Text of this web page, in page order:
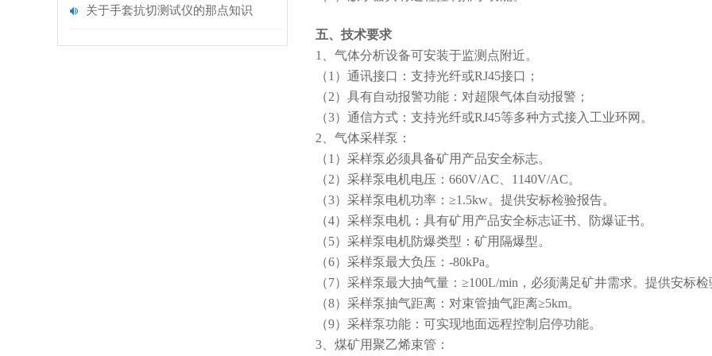
关于手套抗切测试仪的那点知识
五、技术要求
1、气体分析设备可安装于监测点附近。
（1）通讯接口：支持光纤或RJ45接口；
（2）具有自动报警功能：对超限气体自动报警；
（3）通信方式：支持光纤或RJ45等多种方式接入工业环网。
2、气体采样泵：
（1）采样泵必须具备矿用产品安全标志。
（2）采样泵电机电压：660V/AC、1140V/AC。
（3）采样泵电机功率：≥1.5kw。提供安标检验报告。
（4）采样泵电机：具有矿用产品安全标志证书、防爆证书。
（5）采样泵电机防爆类型：矿用隔爆型。
（6）采样泵最大负压：-80kPa。
（7）采样泵最大抽气量：≥100L/min，必须满足矿井需求。提供安标检
（8）采样泵抽气距离：对束管抽气距离≥5km。
（9）采样泵功能：可实现地面远程控制启停功能。
3、煤矿用聚乙烯束管：